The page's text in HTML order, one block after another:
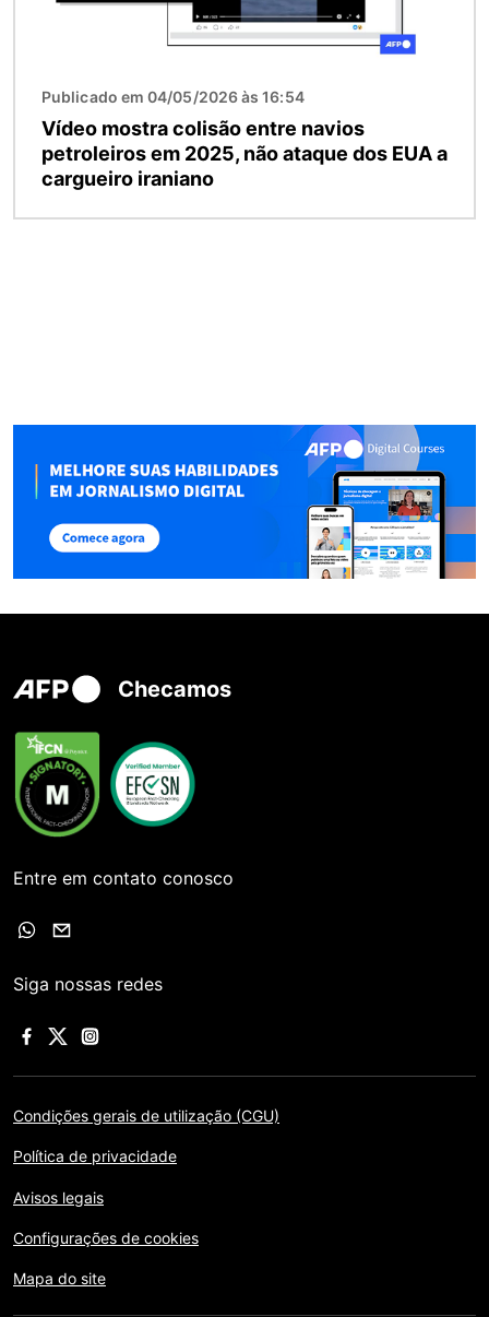
Publicado em 04/05/2026 às 16:54
Vídeo mostra colisão entre navios
petroleiros em 2025, não ataque dos EUA a
cargueiro iraniano
Checamos
Entre em contato conosco
Siga nossas redes
Condições gerais de utilização (CGU)
Política de privacidade
Avisos legais
Configurações de cookies
Mapa do site